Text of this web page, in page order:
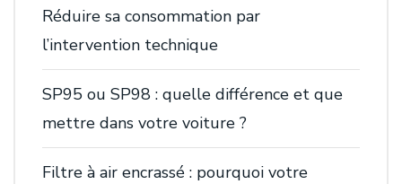
Réduire sa consommation par
l’intervention technique
SP95 ou SP98 : quelle différence et que
mettre dans votre voiture ?
Filtre à air encrassé : pourquoi votre